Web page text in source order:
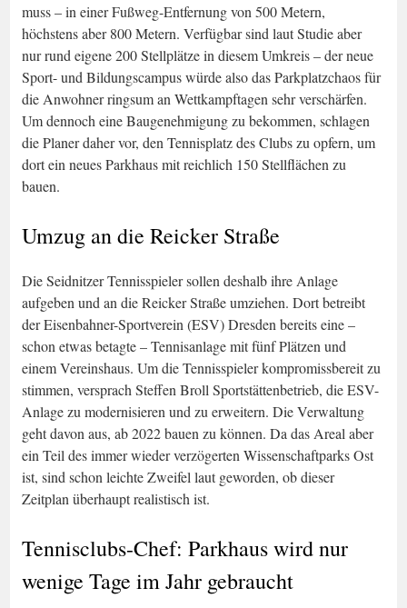
muss – in einer Fußweg-Entfernung von 500 Metern,
höchstens aber 800 Metern. Verfügbar sind laut Studie aber
nur rund eigene 200 Stellplätze in diesem Umkreis – der neue
Sport- und Bildungscampus würde also das Parkplatzchaos für
die Anwohner ringsum an Wettkampftagen sehr verschärfen.
Um dennoch eine Baugenehmigung zu bekommen, schlagen
die Planer daher vor, den Tennisplatz des Clubs zu opfern, um
dort ein neues Parkhaus mit reichlich 150 Stellflächen zu
bauen.
Umzug an die Reicker Straße
Die Seidnitzer Tennisspieler sollen deshalb ihre Anlage
aufgeben und an die Reicker Straße umziehen. Dort betreibt
der Eisenbahner-Sportverein (ESV) Dresden bereits eine –
schon etwas betagte – Tennisanlage mit fünf Plätzen und
einem Vereinshaus. Um die Tennisspieler kompromissbereit zu
stimmen, versprach Steffen Broll Sportstättenbetrieb, die ESV-
Anlage zu modernisieren und zu erweitern. Die Verwaltung
geht davon aus, ab 2022 bauen zu können. Da das Areal aber
ein Teil des immer wieder verzögerten Wissenschaftparks Ost
ist, sind schon leichte Zweifel laut geworden, ob dieser
Zeitplan überhaupt realistisch ist.
Tennisclubs-Chef: Parkhaus wird nur
wenige Tage im Jahr gebraucht